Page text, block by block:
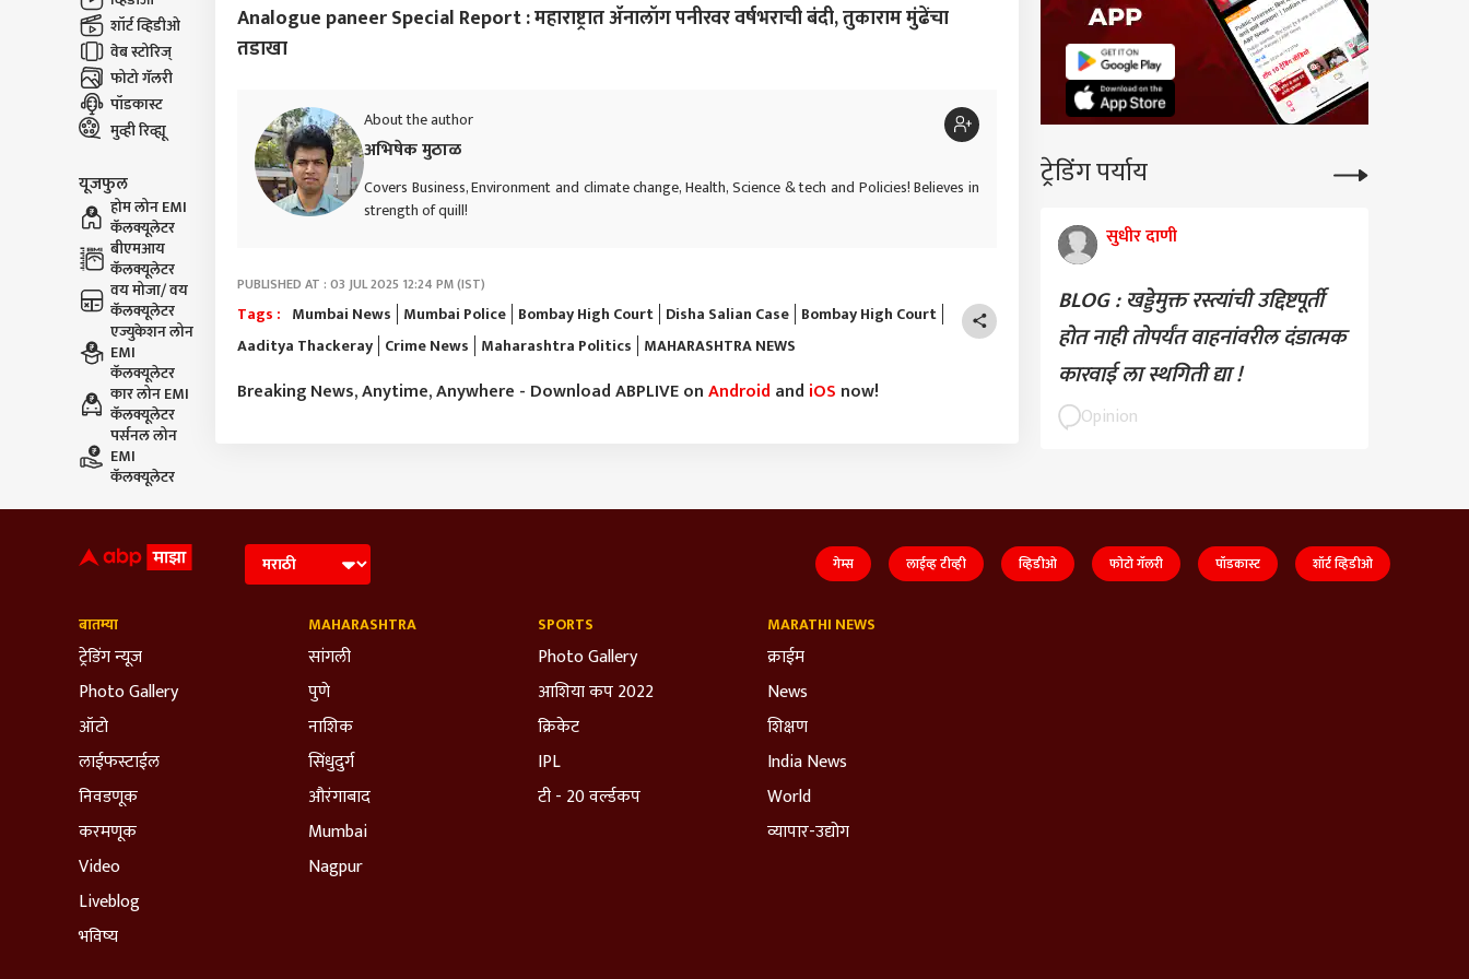
शॉर्ट व्हिडीओ
वेब स्टोरिज्
फोटो गॅलरी
पॉडकास्ट
मुव्ही रिव्ह्यू
यूजफुल
होम लोन EMI
कॅलक्यूलेटर
बीएमआय
कॅलक्यूलेटर
वय मोजा/ वय
कॅलक्यूलेटर
एज्युकेशन लोन
EMI
कॅलक्यूलेटर
कार लोन EMI
कॅलक्यूलेटर
पर्सनल लोन
EMI
कॅलक्यूलेटर
Analogue paneer Special Report : महाराष्ट्रात ॲनालॉग पनीरवर वर्षभराची बंदी, तुकाराम मुंढेंचा
तडाखा
About the author
अभिषेक मुठाळ
Covers Business, Environment and climate change, Health, Science & tech and Policies! Believes in
strength of quill!
PUBLISHED AT : 03 JUL 2025 12:24 PM (IST)
Tags : Mumbai News Mumbai Police Bombay High Court Disha Salian Case Bombay High Court
Aaditya Thackeray Crime News Maharashtra Politics MAHARASHTRA NEWS
Breaking News, Anytime, Anywhere - Download ABPLIVE onAndroid and iOS now!
ट्रेडिंग पर्याय
सुधीर दाणी
BLOG : खड्डेमुक्त रस्त्यांची उद्दिष्टपूर्ती
होत नाही तोपर्यंत वाहनांवरील दंडात्मक
कारवाई ला स्थगिती द्या !
Opinion
गेम्स लाईव्ह टीव्ही व्हिडीओ फोटो गॅलरी पॉडकास्ट शॉर्ट व्हिडीओ
बातम्या
ट्रेडिंग न्यूज
Photo Gallery
ऑटो
लाईफस्टाईल
निवडणूक
करमणूक
Video
Liveblog
भविष्य
MAHARASHTRA
सांगली
पुणे
नाशिक
सिंधुदुर्ग
औरंगाबाद
Mumbai
Nagpur
SPORTS
Photo Gallery
आशिया कप 2022
क्रिकेट
IPL
टी - 20 वर्ल्डकप
MARATHI NEWS
क्राईम
News
शिक्षण
India News
World
व्यापार-उद्योग